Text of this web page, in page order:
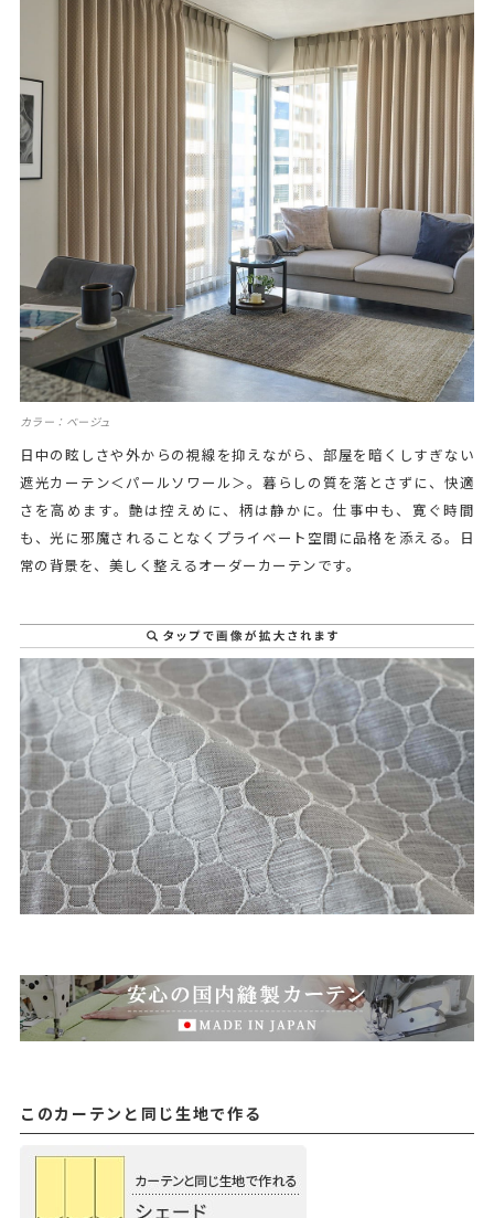
カラー：ベージュ
日中の眩しさや外からの視線を抑えながら、部屋を暗くしすぎない
遮光カーテン＜パールソワール＞。暮らしの質を落とさずに、快適
さを高めます。艶は控えめに、柄は静かに。仕事中も、寛ぐ時間
も、光に邪魔されることなくプライベート空間に品格を添える。日
常の背景を、美しく整えるオーダーカーテンです。
このカーテンと同じ生地で作る